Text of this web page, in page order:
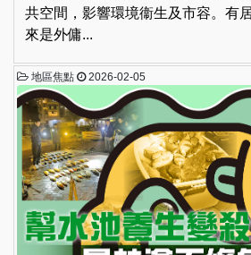
共空間，影響環境衞生及市容。有
來是外傭...
地區焦點 2026-02-05